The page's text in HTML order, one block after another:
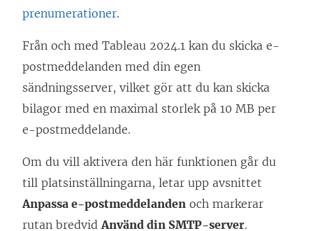
prenumerationer.
Från och med Tableau 2024.1 kan du skicka e-
postmeddelanden med din egen
sändningsserver, vilket gör att du kan skicka
bilagor med en maximal storlek på 10 MB per
e-postmeddelande.
Om du vill aktivera den här funktionen går du
till platsinställningarna, letar upp avsnittet
Anpassa e-postmeddelanden och markerar
rutan bredvid Använd din SMTP-server.